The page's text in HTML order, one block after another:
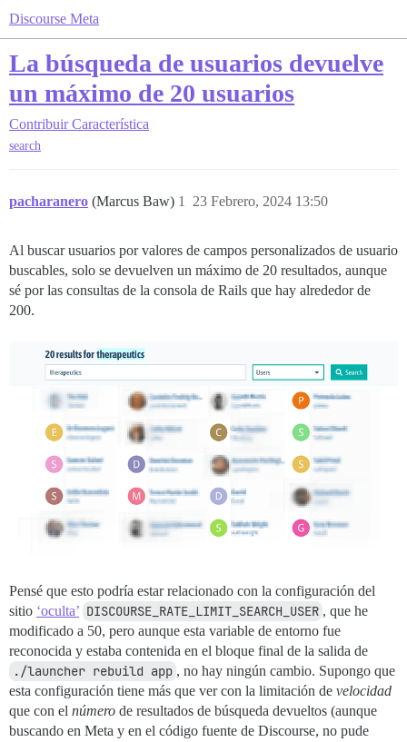
Discourse Meta
La búsqueda de usuarios devuelve
un máximo de 20 usuarios
Contribuir Característica
search
pacharanero (Marcus Baw) 23 Febrero, 2024 13:50
1
Al buscar usuarios por valores de campos personalizados de usuario
buscables, solo se devuelven un máximo de 20 resultados, aunque
sé por las consultas de la consola de Rails que hay alrededor de
200.
Pensé que esto podría estar relacionado con la configuración del
sitio ‘oculta’ DISCOURSE_RATE_LIMIT_SEARCH_USER , que he
modificado a 50, pero aunque esta variable de entorno fue
reconocida y estaba contenida en el bloque final de la salida de
./launcher rebuild app , no hay ningún cambio. Supongo que
esta configuración tiene más que ver con la limitación de velocidad
que con el número de resultados de búsqueda devueltos (aunque
buscando en Meta y en el código fuente de Discourse, no pude